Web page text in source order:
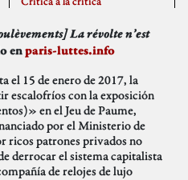
La révolte n’est
enparis-luttes.info
el 15 de enero de 2017, la
escalofríos con la exposición
en el Jeu de Paume,
por el Ministerio de
ricos patrones privados no
derrocar el sistema capitalista
de relojes de lujo